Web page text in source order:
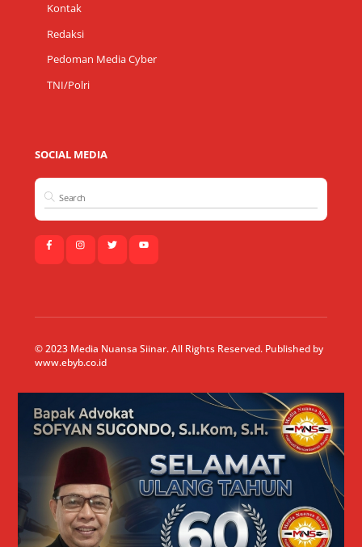
Kontak
Redaksi
Pedoman Media Cyber
TNI/Polri
SOCIAL MEDIA
© 2023 Media Nuansa Siinar. All Rights Reserved. Published by
www.ebyb.co.id